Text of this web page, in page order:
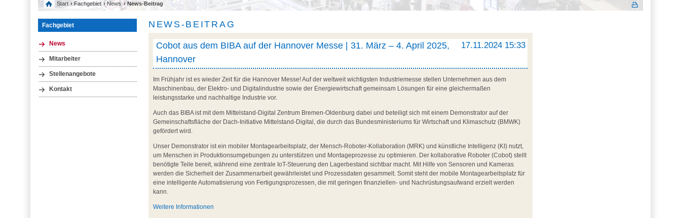
Start › Fachgebiet ›News › News-Beitrag
Fachgebiet
News
Mitarbeiter
Stellenangebote
Kontakt
NEWS-BEITRAG
17.11.2024 15:33
Cobot aus dem BIBA auf der Hannover Messe | 31. März – 4. April 2025,
Hannover
Im Frühjahr ist es wieder Zeit für die Hannover Messe! Auf der weltweit wichtigsten Industriemesse stellen Unternehmen aus dem
Maschinenbau, der Elektro- und Digitalindustrie sowie der Energiewirtschaft gemeinsam Lösungen für eine gleichermaßen
leistungsstarke und nachhaltige Industrie vor.
Auch das BIBA ist mit dem Mittelstand-Digital Zentrum Bremen-Oldenburg dabei und beteiligt sich mit einem Demonstrator auf der
Gemeinschaftsfläche der Dach-Initiative Mittelstand-Digital, die durch das Bundesministeriums für Wirtschaft und Klimaschutz (BMWK)
gefördert wird.
Unser Demonstrator ist ein mobiler Montagearbeitsplatz, der Mensch-Roboter-Kollaboration (MRK) und künstliche Intelligenz (KI) nutzt,
um Menschen in Produktionsumgebungen zu unterstützen und Montageprozesse zu optimieren. Der kollaborative Roboter (Cobot) stellt
benötigte Teile bereit, während eine zentrale IoT-Steuerung den Lagerbestand sichtbar macht. Mit Hilfe von Sensoren und Kameras
werden die Sicherheit der Zusammenarbeit gewährleistet und Prozessdaten gesammelt. Somit steht der mobile Montagearbeitsplatz für
eine intelligente Automatisierung von Fertigungsprozessen, die mit geringen finanziellen- und Nachrüstungsaufwand erzielt werden
kann.
Weitere Informationen